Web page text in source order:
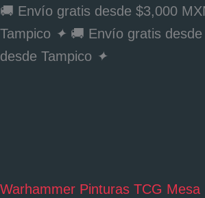
🚚 Envío gratis desde $3,000
Tampico ✦ 🚚 Envío gratis
desde Tampico ✦
Warhammer Pinturas TCG Mesa
Ir
al
contenido